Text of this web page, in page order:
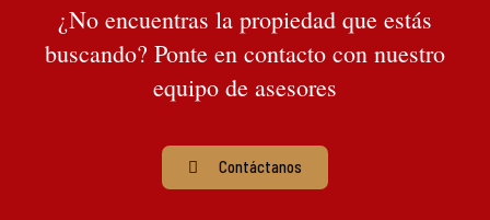
¿No encuentras la propiedad que estás
buscando? Ponte en contacto con nuestro
equipo de asesores
Contáctanos